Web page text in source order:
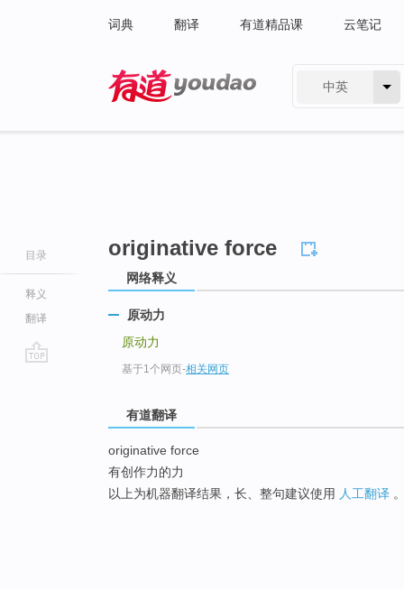
词典 翻译 有道精品课 云笔记
中英
目录
释义
翻译
originative force
网络释义
原动力
原动力
基于1个网页-相关网页
有道翻译
originative force
有创作力的力
以上为机器翻译结果，长、整句建议使用 人工翻译